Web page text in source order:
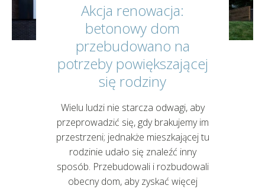
Akcja renowacja:
betonowy dom
przebudowano na
potrzeby powiększającej
się rodziny
Wielu ludzi nie starcza odwagi, aby
przeprowadzić się, gdy brakujemy im
przestrzeni; jednakże mieszkającej tu
rodzinie udało się znaleźć inny
sposób. Przebudowali i rozbudowali
obecny dom, aby zyskać więcej